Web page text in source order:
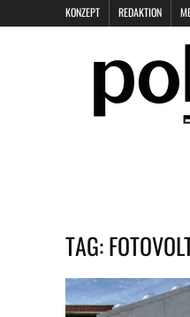
KONZEPT REDAKTION
TAG: